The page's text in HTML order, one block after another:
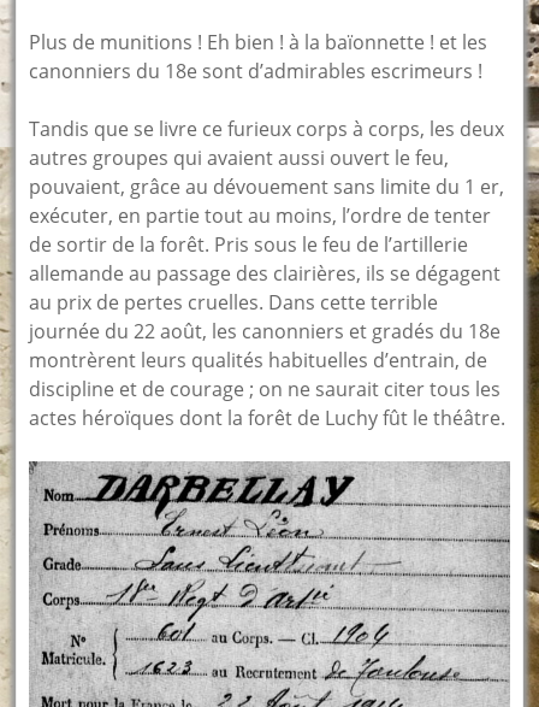
Plus de munitions ! Eh bien ! à la baïonnette ! et les
canonniers du 18e sont d’admirables escrimeurs !
Tandis que se livre ce furieux corps à corps, les deux
autres groupes qui avaient aussi ouvert le feu,
pouvaient, grâce au dévouement sans limite du 1 er,
exécuter, en partie tout au moins, l’ordre de tenter
de sortir de la forêt. Pris sous le feu de l’artillerie
allemande au passage des clairières, ils se dégagent
au prix de pertes cruelles. Dans cette terrible
journée du 22 août, les canonniers et gradés du 18e
montrèrent leurs qualités habituelles d’entrain, de
discipline et de courage ; on ne saurait citer tous les
actes héroïques dont la forêt de Luchy fût le théâtre.